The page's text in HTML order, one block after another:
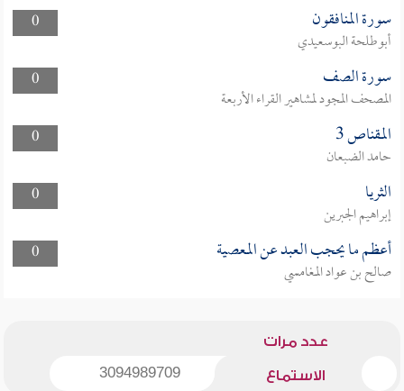
0
سورة المنافقون
أبوطلحة البوسعيدي
0
سورة الصف
المصحف المجود لمشاهير القراء الأربعة
0
المقناص 3
حامد الضبعان
0
الثريا
إبراهيم الجبرين
0
أعظم ما يحجب العبد عن المعصية
صالح بن عواد المغامسي
عدد مرات
الاستماع 3094989709